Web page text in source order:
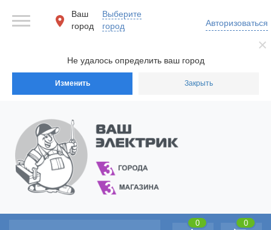
Не удалось определить ваш город
Изменить Закрыть
Ваш
город
Выберите
город
Авторизоваться
0
0